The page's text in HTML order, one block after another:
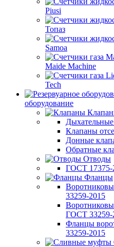
Piusi
Топаз
Samoa
Maide Machine
Tech
оборудование
Клапаны
Донные
Обратные
Отводы
ГОСТ 17375-
Фланцы
33259-2015
ГОСТ 33259-
Фланцы
33259-2015